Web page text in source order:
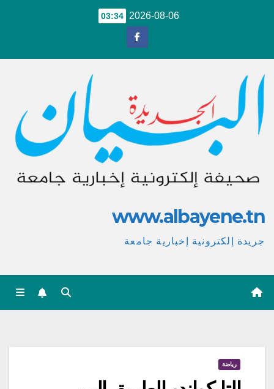
2026-08-06
03:34
www.albayene.tn
جريدة إلكترونية إخبارية جامعة
رياضة